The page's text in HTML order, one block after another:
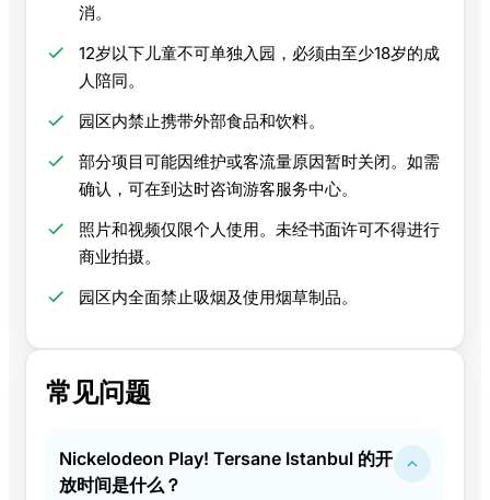
消。
12岁以下儿童不可单独入园，必须由至少18岁的成
人陪同。
园区内禁止携带外部食品和饮料。
部分项目可能因维护或客流量原因暂时关闭。如需
确认，可在到达时咨询游客服务中心。
照片和视频仅限个人使用。未经书面许可不得进行
商业拍摄。
园区内全面禁止吸烟及使用烟草制品。
常见问题
Nickelodeon Play! Tersane Istanbul 的开
放时间是什么？